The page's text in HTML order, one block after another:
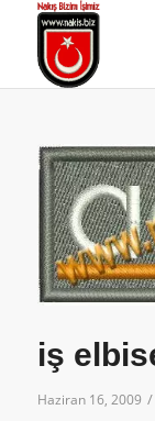
iş
Haziran 16, 2009 /